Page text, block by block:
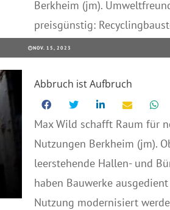
Berkheim (jm).
preisgünstig:
NOV. 15, 2023
Abbruch ist Aufbruch
Max Wild schafft Raum für
Nutzungen Berkheim (jm).
leerstehende Hallen- und
haben Bauwerke
Nutzung modernisiert